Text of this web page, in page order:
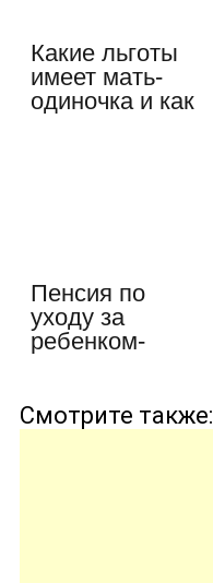
Какие льготы
имеет мать-
одиночка и как
Пенсия по
уходу за
ребенком-
Смотрите также: